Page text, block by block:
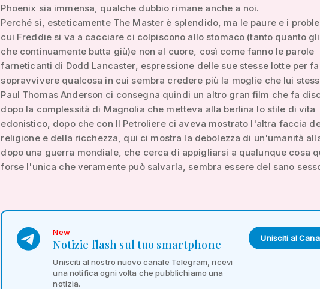
Phoenix sia immensa, qualche dubbio rimane anche a noi.
Perché sì, esteticamente The Master è splendido, ma le paure e i
cui Freddie si va a cacciare ci colpiscono allo stomaco (tanto quanto
che continuamente butta giù)e non al cuore, così come fanno le parole
farneticanti di Dodd Lancaster, espressione delle sue stesse lotte per
sopravvivere qualcosa in cui sembra credere più la moglie che lui
Paul Thomas Anderson ci consegna quindi un altro gran film che fa
dopo la complessità di Magnolia che metteva alla berlina lo stile di vita
edonistico, dopo che con Il Petroliere ci aveva mostrato l'altra faccia
religione e della ricchezza, qui ci mostra la debolezza di un'umanità
dopo una guerra mondiale, che cerca di appigliarsi a qualunque cosa
forse l'unica che veramente può salvarla, sembra essere del sano
New
Notizie flash sul tuo smartphone
Unisciti al nostro nuovo canale Telegram, ricevi
una notifica ogni volta che pubblichiamo una
notizia.
Unisciti al